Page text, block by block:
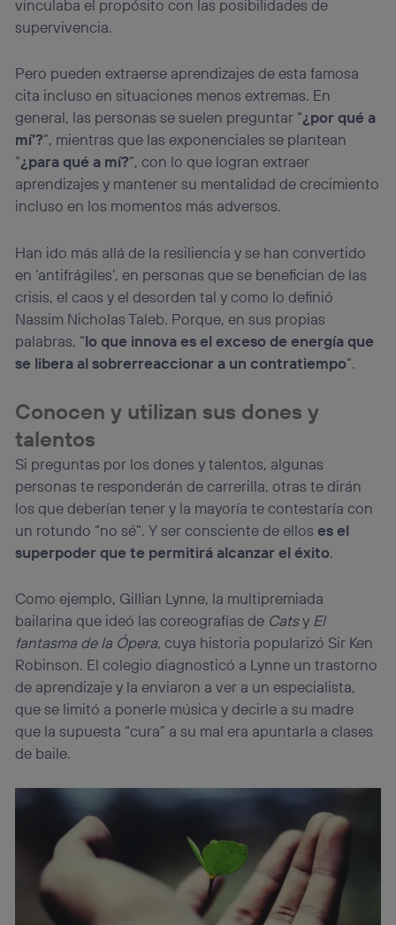
vinculaba el propósito con las posibilidades de
supervivencia.
Pero pueden extraerse aprendizajes de esta famosa
cita incluso en situaciones menos extremas. En
general, las personas se suelen preguntar “¿por qué a
mí’?”, mientras que las exponenciales se plantean
“¿para qué a mí?”, con lo que logran extraer
aprendizajes y mantener su mentalidad de crecimiento
incluso en los momentos más adversos.
Han ido más allá de la resiliencia y se han convertido
en ‘antifrágiles’, en personas que se benefician de las
crisis, el caos y el desorden tal y como lo definió
Nassim Nicholas Taleb. Porque, en sus propias
palabras, “lo que innova es el exceso de energía que
se libera al sobrerreaccionar a un contratiempo”.
Conocen y utilizan sus dones y
talentos
Si preguntas por los dones y talentos, algunas
personas te responderán de carrerilla, otras te dirán
los que deberían tener y la mayoría te contestaría con
un rotundo “no sé”. Y ser consciente de elloses el
superpoder que te permitirá alcanzar el éxito.
Como ejemplo, Gillian Lynne, la multipremiada
bailarina que ideó las coreografías de Catsy El
fantasma de la Ópera, cuya historia popularizó Sir Ken
Robinson. El colegio diagnosticó a Lynne un trastorno
de aprendizaje y la enviaron a ver a un especialista,
que se limitó a ponerle música y decirle a su madre
que la supuesta “cura” a su mal era apuntarla a clases
de baile.